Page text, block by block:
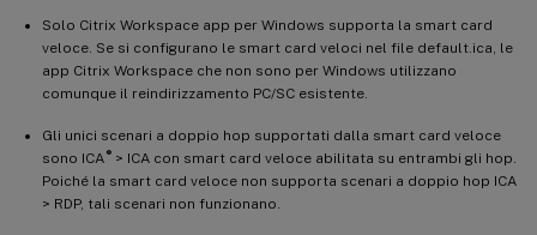
Solo Citrix Workspace app per Windows supporta la smart card
veloce. Se si configurano le smart card veloci nel file default.ica, le
app Citrix Workspace che non sono per Windows utilizzano
comunque il reindirizzamento PC/SC esistente.
Gli unici scenari a doppio hop supportati dalla smart card veloce
sono ICA ®> ICA con smart card veloce abilitata su entrambi gli hop.
Poiché la smart card veloce non supporta scenari a doppio hop ICA
> RDP, tali scenari non funzionano.